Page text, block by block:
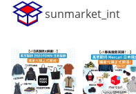
sunmarket_int